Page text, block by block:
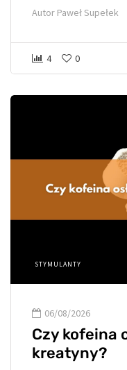
Autor Paweł Supełek
4 0
STYMULANTY
06/08/2026
Czy kofeina
kreatyny?